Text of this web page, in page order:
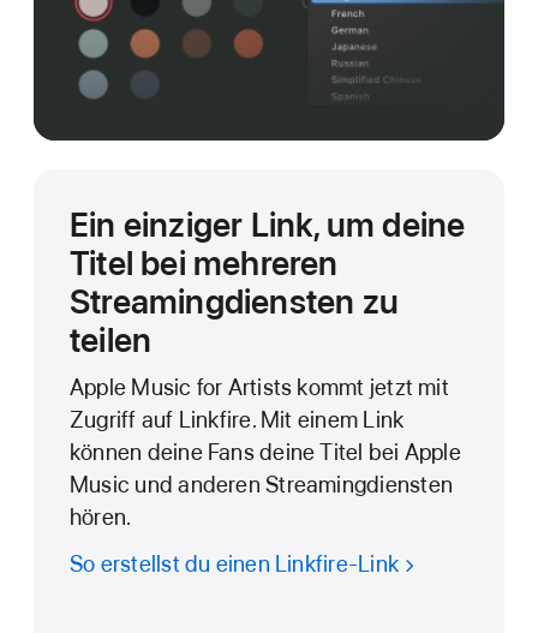
Ein einziger Link, um deine
Titel bei mehreren
Streamingdiensten zu
teilen
Apple Music for Artists kommt jetzt mit
Zugriff auf Linkfire. Mit einem Link
können deine Fans deine Titel bei Apple
Music und anderen Streamingdiensten
hören.
So erstellst du einen Linkfire-Link